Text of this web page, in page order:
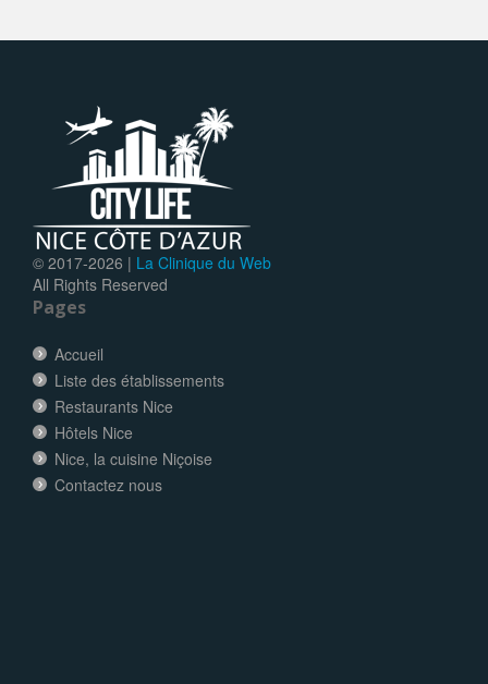
© 2017-2026 | La Clinique du Web
All Rights Reserved
Pages
Accueil
Liste des établissements
Restaurants Nice
Hôtels Nice
Nice, la cuisine Niçoise
Contactez nous